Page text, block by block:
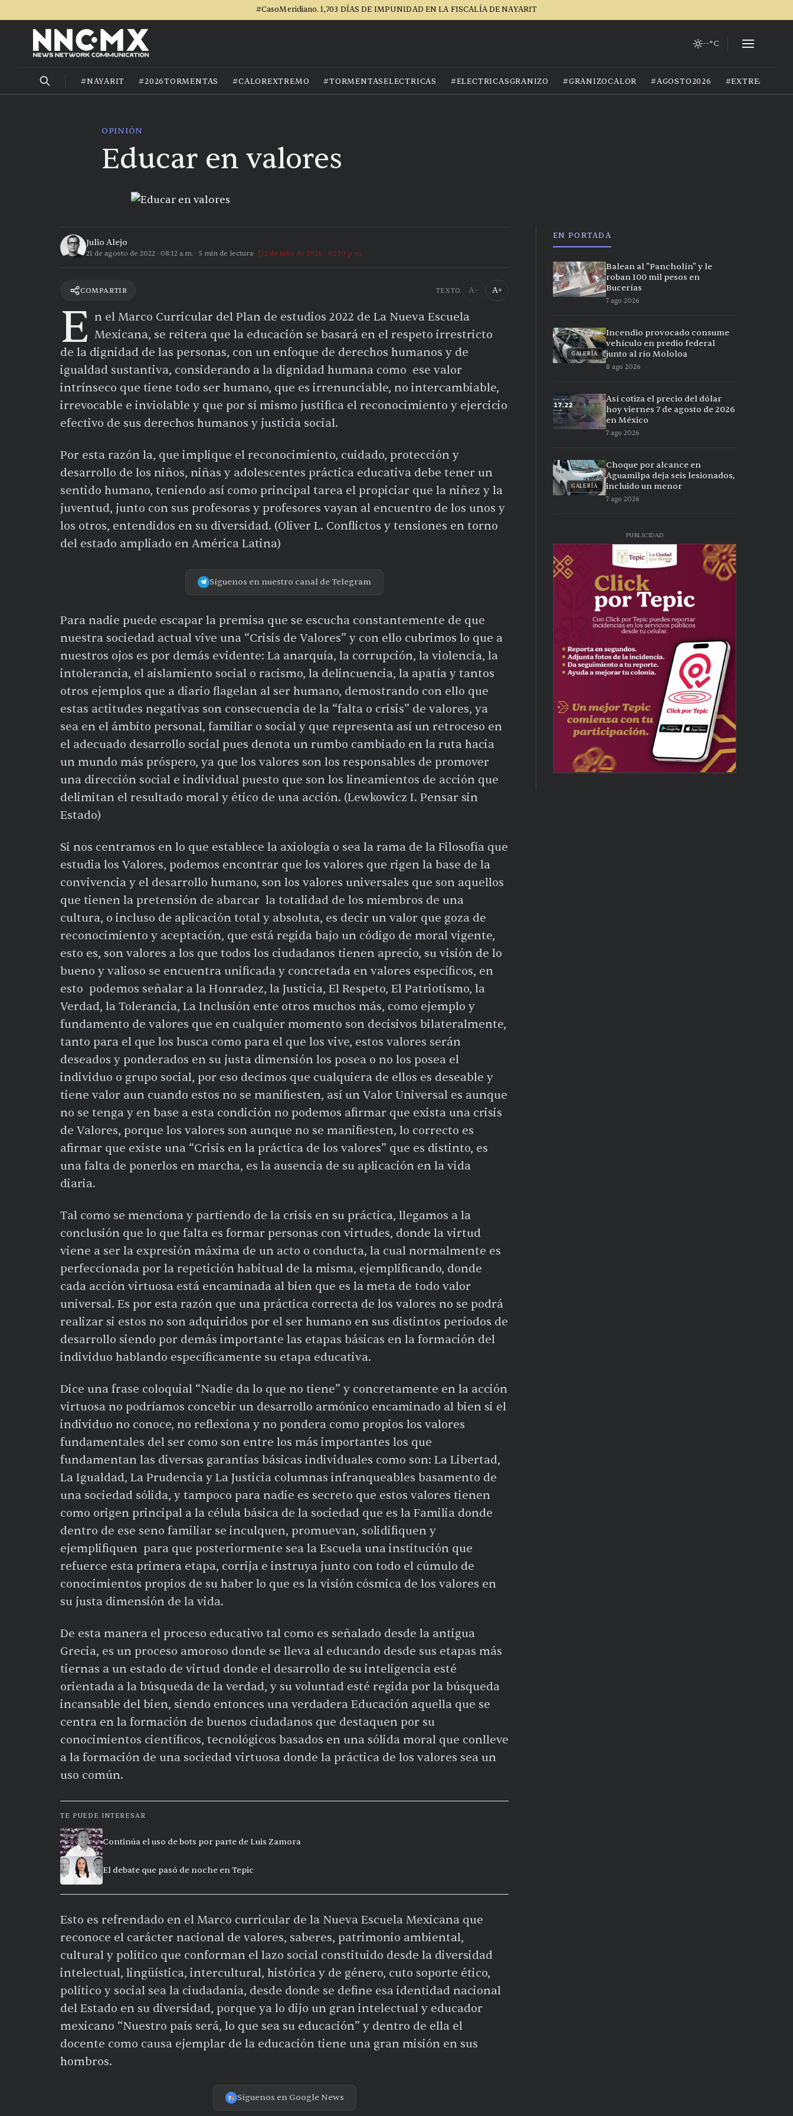
#CasoMeridiano. 1,703 DÍAS DE IMPUNIDAD EN LA FISCALÍA DE NAYARIT
--°C
#NAYARIT #2026TORMENTAS #CALOREXTREMO #TORMENTASELECTRICAS #ELECTRICASGRANIZO #GRANIZOCALOR #AGOSTO2026
OPINIÓN
Educar en valores
Julio Alejo
21 de agosto de 2022 · 08:12 a.m. · 5 min de lectura 2 de julio de 2026 · 02:10 p.m.
COMPARTIR TEXTO A− A+
E n el Marco Curricular del Plan de estudios 2022 de La Nueva Escuela
Mexicana, se reitera que la educación se basará en el respeto irrestricto
de la dignidad de las personas, con un enfoque de derechos humanos y de
igualdad sustantiva, considerando a la dignidad humana como ese valor
intrínseco que tiene todo ser humano, que es irrenunciable, no intercambiable,
irrevocable e inviolable y que por sí mismo justifica el reconocimiento y ejercicio
efectivo de sus derechos humanos y justicia social.
Por esta razón la, que implique el reconocimiento, cuidado, protección y
desarrollo de los niños, niñas y adolescentes práctica educativa debe tener un
sentido humano, teniendo así como principal tarea el propiciar que la niñez y la
juventud, junto con sus profesoras y profesores vayan al encuentro de los unos y
los otros, entendidos en su diversidad. (Oliver L. Conflictos y tensiones en torno
del estado ampliado en América Latina)
Síguenos en nuestro canal de Telegram
Para nadie puede escapar la premisa que se escucha constantemente de que
nuestra sociedad actual vive una “Crisis de Valores” y con ello cubrimos lo que a
nuestros ojos es por demás evidente: La anarquía, la corrupción, la violencia, la
intolerancia, el aislamiento social o racismo, la delincuencia, la apatía y tantos
otros ejemplos que a diario flagelan al ser humano, demostrando con ello que
estas actitudes negativas son consecuencia de la “falta o crisis” de valores, ya
sea en el ámbito personal, familiar o social y que representa así un retroceso en
el adecuado desarrollo social pues denota un rumbo cambiado en la ruta hacia
un mundo más próspero, ya que los valores son los responsables de promover
una dirección social e individual puesto que son los lineamientos de acción que
delimitan el resultado moral y ético de una acción. (Lewkowicz I. Pensar sin
Estado)
Si nos centramos en lo que establece la axiología o sea la rama de la Filosofía que
estudia los Valores, podemos encontrar que los valores que rigen la base de la
convivencia y el desarrollo humano, son los valores universales que son aquellos
que tienen la pretensión de abarcar la totalidad de los miembros de una
cultura, o incluso de aplicación total y absoluta, es decir un valor que goza de
reconocimiento y aceptación, que está regida bajo un código de moral vigente,
esto es, son valores a los que todos los ciudadanos tienen aprecio, su visión de lo
bueno y valioso se encuentra unificada y concretada en valores específicos, en
esto podemos señalar a la Honradez, la Justicia, El Respeto, El Patriotismo, la
Verdad, la Tolerancia, La Inclusión ente otros muchos más, como ejemplo y
fundamento de valores que en cualquier momento son decisivos bilateralmente,
tanto para el que los busca como para el que los vive, estos valores serán
deseados y ponderados en su justa dimensión los posea o no los posea el
individuo o grupo social, por eso decimos que cualquiera de ellos es deseable y
tiene valor aun cuando estos no se manifiesten, así un Valor Universal es aunque
no se tenga y en base a esta condición no podemos afirmar que exista una crisis
de Valores, porque los valores son aunque no se manifiesten, lo correcto es
afirmar que existe una “Crisis en la práctica de los valores” que es distinto, es
una falta de ponerlos en marcha, es la ausencia de su aplicación en la vida
diaria.
Tal como se menciona y partiendo de la crisis en su práctica, llegamos a la
conclusión que lo que falta es formar personas con virtudes, donde la virtud
viene a ser la expresión máxima de un acto o conducta, la cual normalmente es
perfeccionada por la repetición habitual de la misma, ejemplificando, donde
cada acción virtuosa está encaminada al bien que es la meta de todo valor
universal. Es por esta razón que una práctica correcta de los valores no se podrá
realizar si estos no son adquiridos por el ser humano en sus distintos períodos de
desarrollo siendo por demás importante las etapas básicas en la formación del
individuo hablando específicamente su etapa educativa.
Dice una frase coloquial “Nadie da lo que no tiene” y concretamente en la acción
virtuosa no podríamos concebir un desarrollo armónico encaminado al bien si el
individuo no conoce, no reflexiona y no pondera como propios los valores
fundamentales del ser como son entre los más importantes los que
fundamentan las diversas garantías básicas individuales como son: La Libertad,
La Igualdad, La Prudencia y La Justicia columnas infranqueables basamento de
una sociedad sólida, y tampoco para nadie es secreto que estos valores tienen
como origen principal a la célula básica de la sociedad que es la Familia donde
dentro de ese seno familiar se inculquen, promuevan, solidifiquen y
ejemplifiquen para que posteriormente sea la Escuela una institución que
refuerce esta primera etapa, corrija e instruya junto con todo el cúmulo de
conocimientos propios de su haber lo que es la visión cósmica de los valores en
su justa dimensión de la vida.
De esta manera el proceso educativo tal como es señalado desde la antigua
Grecia, es un proceso amoroso donde se lleva al educando desde sus etapas más
tiernas a un estado de virtud donde el desarrollo de su inteligencia esté
orientada a la búsqueda de la verdad, y su voluntad esté regida por la búsqueda
incansable del bien, siendo entonces una verdadera Educación aquella que se
centra en la formación de buenos ciudadanos que destaquen por su
conocimientos científicos, tecnológicos basados en una sólida moral que conlleve
a la formación de una sociedad virtuosa donde la práctica de los valores sea un
uso común.
TE PUEDE INTERESAR
Continúa el uso de bots por parte de Luis Zamora
El debate que pasó de noche en Tepic
Esto es refrendado en el Marco curricular de la Nueva Escuela Mexicana que
reconoce el carácter nacional de valores, saberes, patrimonio ambiental,
cultural y político que conforman el lazo social constituido desde la diversidad
intelectual, lingüística, intercultural, histórica y de género, cuto soporte ético,
político y social sea la ciudadanía, desde donde se define esa identidad nacional
del Estado en su diversidad, porque ya lo dijo un gran intelectual y educador
mexicano “Nuestro país será, lo que sea su educación” y dentro de ella el
docente como causa ejemplar de la educación tiene una gran misión en sus
hombros.
Síguenos en Google News
EN PORTADA
Balean al "Pancholín" y le
roban 100 mil pesos en
Bucerías
7 ago 2026
GALERÍA
Incendio provocado consume
vehículo en predio federal
junto al río Mololoa
8 ago 2026
Así cotiza el precio del dólar
hoy viernes 7 de agosto de 2026
en México
7 ago 2026
GALERÍA
Choque por alcance en
Aguamilpa deja seis lesionados,
incluido un menor
7 ago 2026
PUBLICIDAD